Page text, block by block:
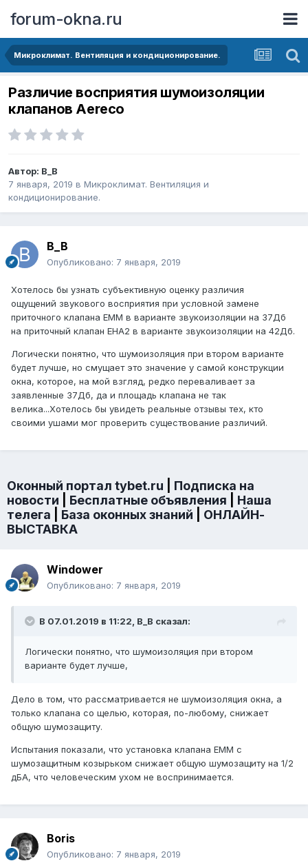
forum-okna.ru
Микроклимат. Вентиляция и кондиционирование.
Различие восприятия шумоизоляции
клапанов Aereco
Автор: B_B
7 января, 2019 в Микроклимат. Вентиляция и
кондиционирование.
B_B
Опубликовано: 7 января, 2019
Хотелось бы узнать субъективную оценку различия
ощущений звукового восприятия при условной замене
приточного клапана EMM в варианте звукоизоляции на 37Дб
на приточный клапан EHA2 в варианте звукоизоляции на 42Дб.
Логически понятно, что шумоизоляция при втором варианте
будет лучше, но смущает это значение у самой конструкции
окна, которое, на мой взгляд, редко переваливает за
заявленные 37Дб, да и площадь клапана не так
велика...Хотелось бы увидеть реальные отзывы тех, кто
своими ушами мог проверить существование различий.
Оконный портал tybet.ru
Подписка на
новости
Бесплатные объявления
Наша
телега
База оконных знаний
ОНЛАЙН-
ВЫСТАВКА
Windower
Опубликовано: 7 января, 2019
В 07.01.2019 в 11:22, B_B сказал:
Логически понятно, что шумоизоляция при втором
варианте будет лучше,
Дело в том, что рассматривается не шумоизоляция окна, а
только клапана со щелью, которая, по-любому, снижает
общую шумозащиту.
Испытания показали, что установка клапана ЕММ с
шумозащитным козырьком снижает общую шумозащиту на 1/2
дБА, что человеческим ухом не воспринимается.
Boris
Опубликовано: 7 января, 2019